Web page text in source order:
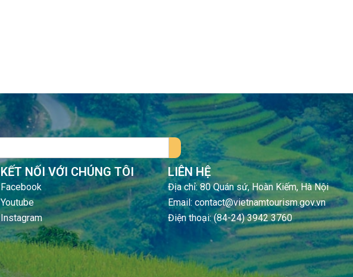
KẾT NỐI VỚI CHÚNG TÔI
Facebook
Youtube
Instagram
LIÊN HỆ
Địa chỉ: 80 Quán sứ, Hoàn Kiếm, Hà Nội
Email: contact@vietnamtourism.gov.vn
Điện thoại: (84-24) 3942 3760